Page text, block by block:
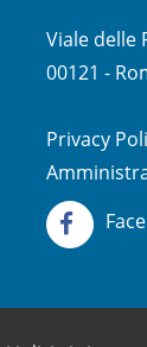
Viale delle
00121 -
Privacy